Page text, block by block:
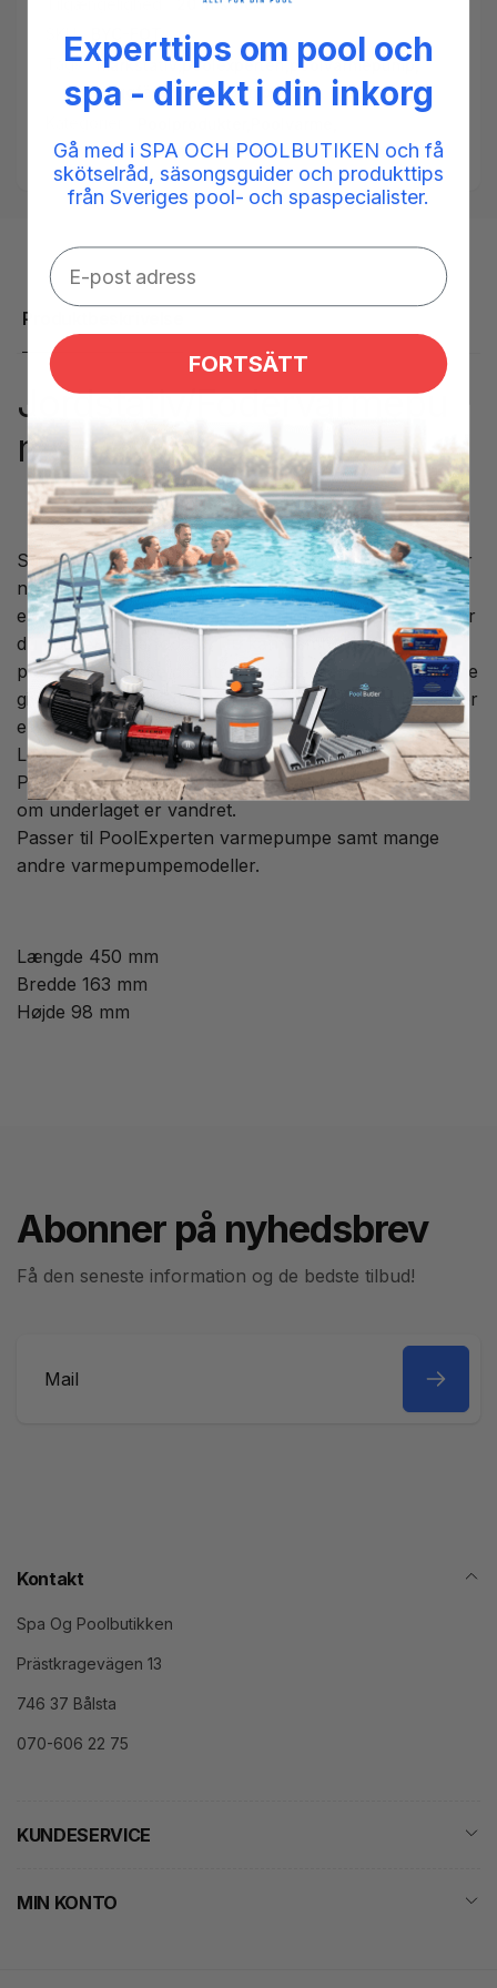
20 in stock
SKU:
Tags: markstativ,poolexperten, poolvärmepump ,
väggfäste ,värmepump
Varmepumpe pool
Produktbeskrivelse
Jordstativ/Fodervarmepu
mpe PE
Stativ/fod til varmepumpe, dette giver dig mulighed for
nem placering på enhver overflade, ingen behov for
en hærdet overflade, terrasse eller flisebelægning, når
du bruger disse fødder. Du kan nemt placere din
poolvarmepumpe direkte på græs eller grus. Fødderne
giver også en god dæmpning, så du undgår vibrationer
eller uønsket støj.
Leveres som et par.
På foden er der et vaterpas, der gør det nemt at se,
om underlaget er vandret.
Passer til PoolExperten varmepumpe samt mange
andre varmepumpemodeller.
Længde 450 mm
Bredde 163 mm
Højde 98 mm
Abonner på nyhedsbrev
Få den seneste information og de bedste tilbud!
Kontakt
Spa Og Poolbutikken
Prästkragevägen 13
746 37 Bålsta
070-606 22 75
KUNDESERVICE
MIN KONTO
Experttips om pool och
spa - direkt i din inkorg
Gå med i SPA OCH POOLBUTIKEN och få
skötselråd, säsongsguider och produkttips
från Sveriges pool- och spaspecialister.
FORTSÄTT